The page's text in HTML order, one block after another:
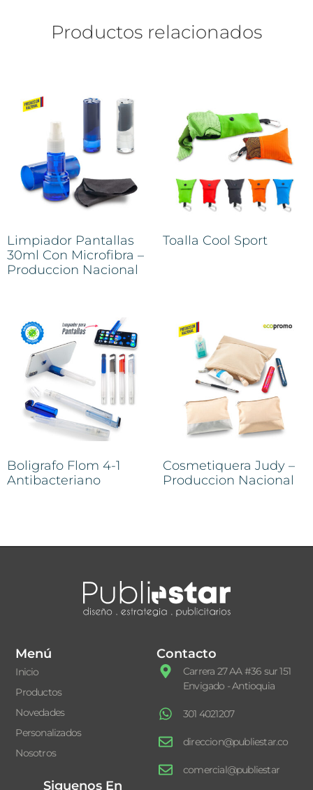
Productos relacionados
Limpiador Pantallas
30ml Con Microfibra –
Produccion Nacional
Toalla Cool Sport
Boligrafo Flom 4-1
Antibacteriano
Cosmetiquera Judy –
Produccion Nacional
Menú
Inicio
Productos
Novedades
Personalizados
Nosotros
Contacto
Carrera 27 AA #36 sur 151
Envigado - Antioquia
301 4021207
direccion@publiestar.co
comercial@publiestar
Siguenos En